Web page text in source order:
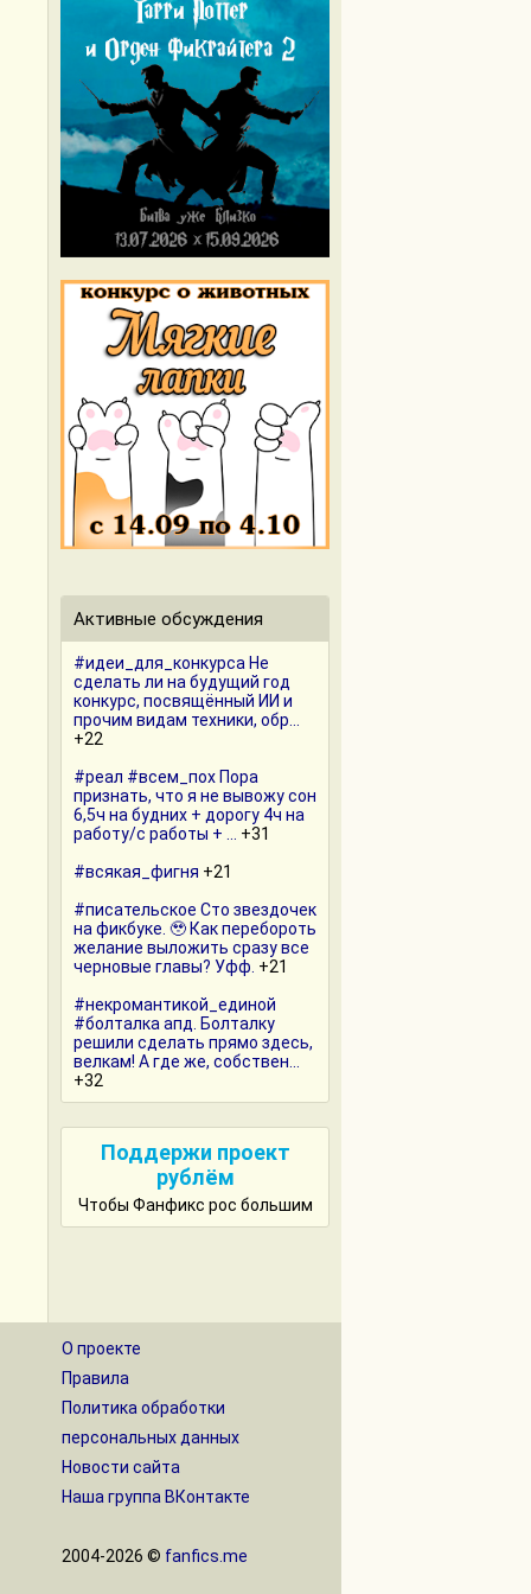
Активные обсуждения
#идеи_для_конкурса Не
сделать ли на будущий год
конкурс, посвящённый ИИ и
прочим видам техники, обр...
+22
#реал #всем_пох Пора
признать, что я не вывожу сон
6,5ч на будних + дорогу 4ч на
работу/с работы + ...
+31
#всякая_фигня +21
#писательское Сто звездочек
на фикбуке. 🥹 Как перебороть
желание выложить сразу все
черновые главы? Уфф. +21
#некромантикой_единой
#болталка апд. Болталку
решили сделать прямо здесь,
велкам! А где же, собствен...
+32
Поддержи проект
рублём
Чтобы Фанфикс рос большим
О проекте
Правила
Политика обработки
персональных данных
Новости сайта
Наша группа ВКонтакте
2004-2026 © fanfics.me